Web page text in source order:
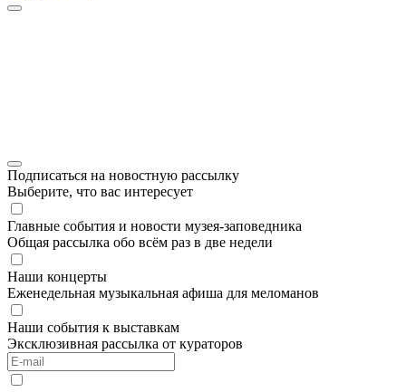
Подписаться на новостную рассылку
Выберите, что вас интересует
Главные события и новости музея-заповедника
Общая рассылка обо всём раз в две недели
Наши концерты
Еженедельная музыкальная афиша для меломанов
Наши события к выставкам
Эксклюзивная рассылка от кураторов